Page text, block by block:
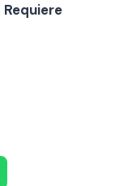
Requiere